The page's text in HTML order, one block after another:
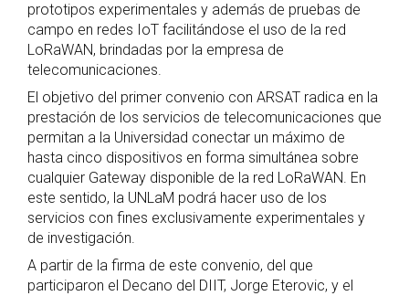
prototipos experimentales y además de pruebas de
campo en redes IoT facilitándose el uso de la red
LoRaWAN, brindadas por la empresa de
telecomunicaciones.
El objetivo del primer convenio con ARSAT radica en la
prestación de los servicios de telecomunicaciones que
permitan a la Universidad conectar un máximo de
hasta cinco dispositivos en forma simultánea sobre
cualquier Gateway disponible de la red LoRaWAN. En
este sentido, la UNLaM podrá hacer uso de los
servicios con fines exclusivamente experimentales y
de investigación.
A partir de la firma de este convenio, del que
participaron el Decano del DIIT, Jorge Eterovic, y el